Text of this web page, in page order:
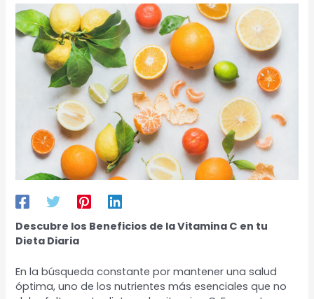
Descubre los Beneficios de la Vitamina C en tu
Dieta Diaria
En la búsqueda constante por mantener una salud
óptima, uno de los nutrientes más esenciales que no